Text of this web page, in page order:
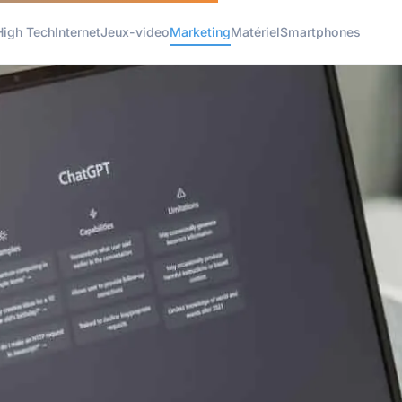
TechInternetJeux-videoMarketingMatérielSmartphones